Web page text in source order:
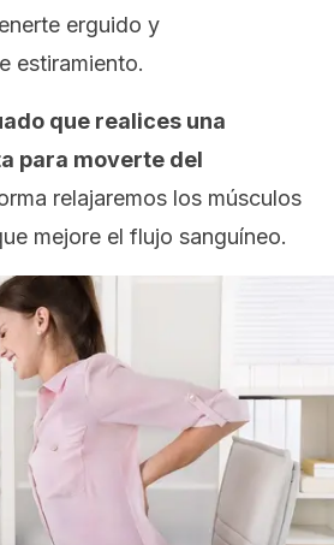
erguido y
estiramiento.
que realices una
para moverte del
relajaremos los músculos
mejore el flujo sanguíneo.